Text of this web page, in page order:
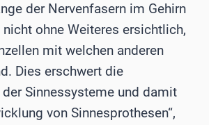
der Nervenfasern im Gehirn
ohne Weiteres ersichtlich,
mit welchen anderen
Dies erschwert die
der Sinnessysteme und damit
von Sinnesprothesen“,